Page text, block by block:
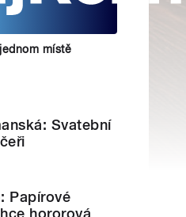
místě
Svatební
Papírové
hororová